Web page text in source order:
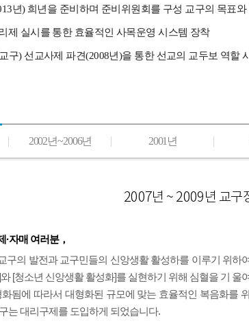
년) 희년을 준비하며 준비위원회를 구성 교구의 목표와
제 실시를 통한 효율적인 사목운영 시스템 장착
구) 선교사제 파견(2008년)을 통한 선교의 교두보 역할
2002년~2006년 2001년
2007년 ~ 2009년 교구
자매 여러분，
구의 발전과 교구민들의 신앙생활 활성하를 이루기 위
[청소년 신앙생활 활성화]를 실현하기 위해 심혈을 기 울
됨에 따라서 대형화된 규모에 맞는 효율적인 복음화를
는 대리구제를 도입하게 되었습니다.